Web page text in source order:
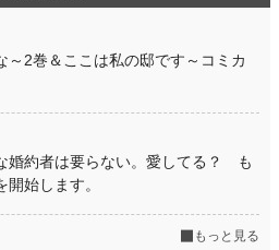
～2巻＆ここは私の邸です～コミカ
婚約者は要らない。愛してる？ も
始します。
もっと見る